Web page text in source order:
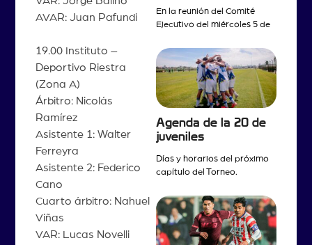
AVAR: Juan Pafundi
19.00 Instituto –
Deportivo Riestra
(Zona A)
Árbitro: Nicolás
Ramírez
Asistente 1: Walter
Ferreyra
Asistente 2: Federico
Cano
Cuarto árbitro: Nahuel
Viñas
VAR: Lucas Novelli
En la reunión del Comité
Ejecutivo del miércoles 5 de
Agenda de la 20 de
juveniles
Días y horarios del próximo
capítulo del Torneo.